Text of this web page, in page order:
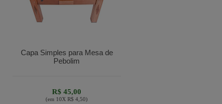
Capa Simples para Mesa de
Pebolim
R$ 45,00
(em 10XR$ 4,50)